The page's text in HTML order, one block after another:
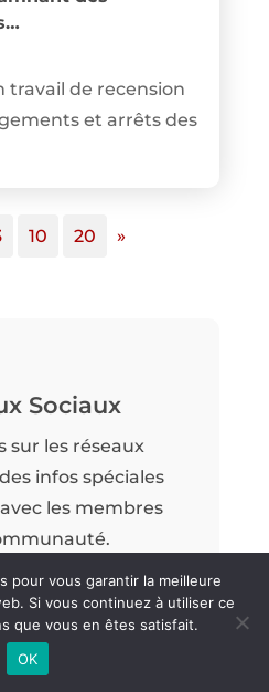
travail de recension
et arrêts des
10 20 »
Sociaux
sur les réseaux
infos spéciales
les membres
NOUS
pour vous garantir la meilleure
Si vous continuez à utiliser ce
que vous en êtes satisfait.
OK